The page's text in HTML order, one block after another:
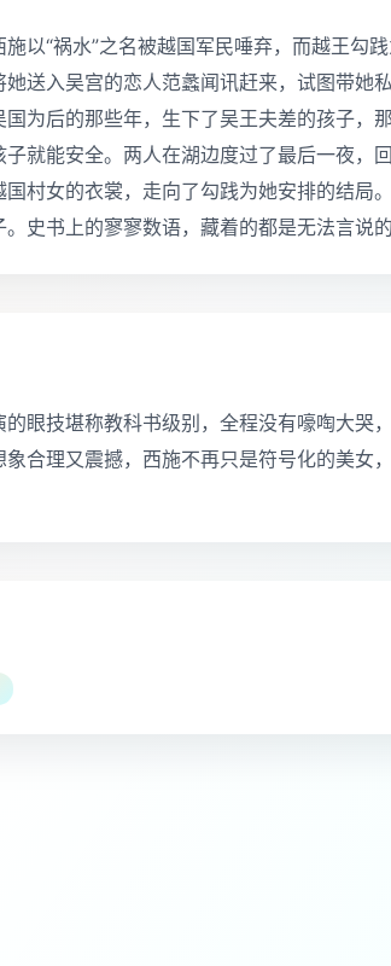
以“祸水”之名被越国军民唾弃，而越王勾
送入吴宫的恋人范蠡闻讯赶来，试图带她
为后的那些年，生下了吴王夫差的孩子，
就能安全。两人在湖边度过了最后一夜，
村女的衣裳，走向了勾践为她安排的结局
史书上的寥寥数语，藏着的都是无法言说的
眼技堪称教科书级别，全程没有嚎啕大哭
合理又震撼，西施不再只是符号化的美女